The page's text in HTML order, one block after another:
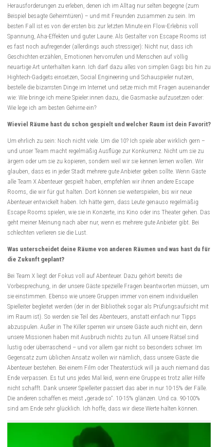
Herausforderungen zu erleben, denen ich im Alltag nur selten begegne (zum
Beispiel besagte Geheimtüren) – und mit Freunden zusammen zu sein. Im
besten Fall ist es von der ersten bis zur letzten Minute ein Flow-Erlebnis voll
Spannung, Aha-Effekten und guter Laune. Als Gestalter von Escape Rooms ist
es fast noch aufregender (allerdings auch stressiger): Nicht nur, dass ich
Geschichten erzählen, Emotionen hervorrufen und Menschen auf völlig
neuartige Art unterhalten kann. Ich darf dazu alles von simplen Gags bis hin zu
Hightech-Gadgets einsetzen, Social Engineering und Schauspieler nutzen,
bestelle die bizarrsten Dinge im Internet und setze mich mit Fragen auseinander
wie: Wie bringe ich meine Spieler:innen dazu, die Gasmaske aufzusetzen oder:
Wie lege ich am besten Gehirne ein?
Wieviel Räume hast du schon gespielt und welcher Raum ist dein Favorit?
Um ehrlich zu sein: Noch nicht viele. Um die 10? Ich spiele aber wirklich gern –
und unser Team macht regelmäßig Ausflüge zur Konkurrenz. Nicht um sie zu
ärgern oder um sie zu kopieren, sondern weil wir sie kennen lernen wollen. Wir
glauben, dass es in jeder Stadt mehrere gute Anbieter geben sollte. Wenn Gäste
alle Team X Abenteuer gespielt haben, empfehlen wir ihnen andere Escape
Rooms, die wir für gut halten. Dort können sie weiterspielen, bis wir neue
Abenteuer entwickelt haben. Ich hätte gern, dass Leute genauso regelmäßig
Escape Rooms spielen, wie sie in Konzerte, ins Kino oder ins Theater gehen. Das
geht meiner Meinung nach aber nur, wenn es mehrere gute Anbieter gibt. Bei
schlechten verlieren sie die Lust.
Was unterscheidet deine Räume von anderen Räumen und was hast du für
die Zukunft geplant?
Bei Team X liegt der Fokus voll auf Abenteuer. Dazu gehört bereits die
Vorbesprechung, in der unsere Gäste spezielle Fragen beantworten müssen, um
sie einstimmen. Ebenso wie unsere Gruppen immer von einem individuellen
Spielleiter begleitet werden (der in der Bibliothek sogar als Prüfungsaufsicht mit
im Raum ist). So werden sie Teil des Abenteuers, anstatt einfach nur Tipps
abzuspulen. Außer in The Killer sperren wir unsere Gäste auch nicht ein, denn
unsere Missionen haben mit Ausbruch nichts zu tun. All unsere Rätsel sind
lustig oder überraschend – und vor allem gar nicht so besonders schwer. Im
Gegensatz zum üblichen Ansatz wollen wir nämlich, dass unsere Gäste die
Abenteuer bestehen. Bei einem Film oder Theaterstück will ja auch niemand das
Ende verpassen. Es tut uns jedes Mal leid, wenn eine Gruppe es trotz aller Hilfe
nicht schafft. Dank unserer Spielleiter passiert das aber in nur 10-15% der Fälle.
Die anderen schaffen es meist „gerade so“. 10-15% glänzen. Und ca. 90-100%
sind am Ende sehr glücklich. Ich hoffe, dass wir diese Werte halten können.